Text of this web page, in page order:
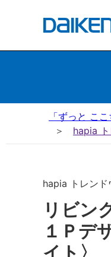
「ずっと こ
hapia
hapia トレンド
リビ
１Ｐデ
イト〉